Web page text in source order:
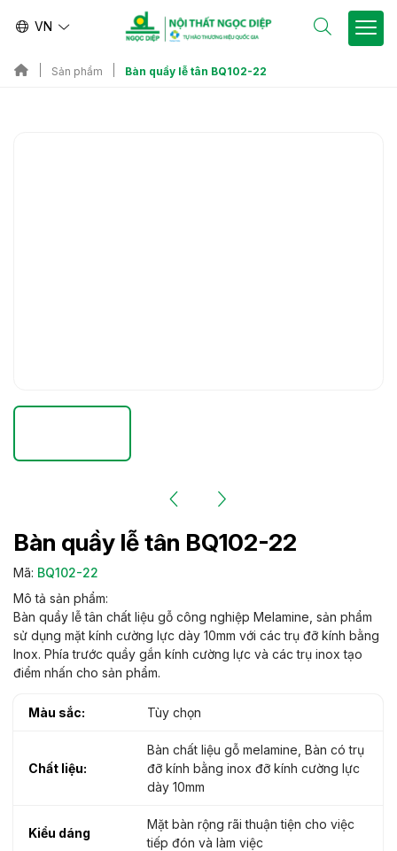
VN
Sản phẩm Bàn quầy lễ tân BQ102-22
Bàn quầy lễ tân BQ102-22
Mã: BQ102-22
Mô tả sản phẩm:
Bàn quầy lễ tân chất liệu gỗ công nghiệp Melamine, sản phẩm
sử dụng mặt kính cường lực dày 10mm với các trụ đỡ kính bằng
Inox. Phía trước quầy gắn kính cường lực và các trụ inox tạo
điểm nhấn cho sản phẩm.
Màu sắc: Tùy chọn
Chất liệu:
Bàn chất liệu gỗ melamine, Bàn có trụ
đỡ kính bằng inox đỡ kính cường lực
dày 10mm
Kiểu dáng
Mặt bàn rộng rãi thuận tiện cho việc
tiếp đón và làm việc